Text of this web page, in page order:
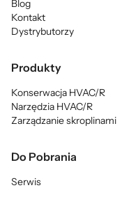
Blog
Kontakt
Dystrybutorzy
Produkty
Konserwacja HVAC/R
Narzędzia HVAC/R
Zarządzanie skroplinami
Do Pobrania
Serwis